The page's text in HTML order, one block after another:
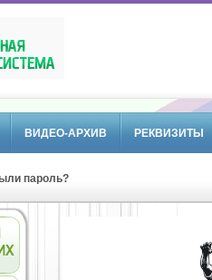
ВИДЕО-АРХИВ РЕКВИЗИТЫ
пароль?